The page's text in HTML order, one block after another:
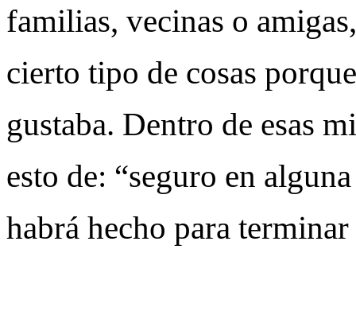
familias, vecinas o
cierto tipo de cosas
gustaba. Dentro de esas
esto de: “seguro en
habrá hecho para terminar